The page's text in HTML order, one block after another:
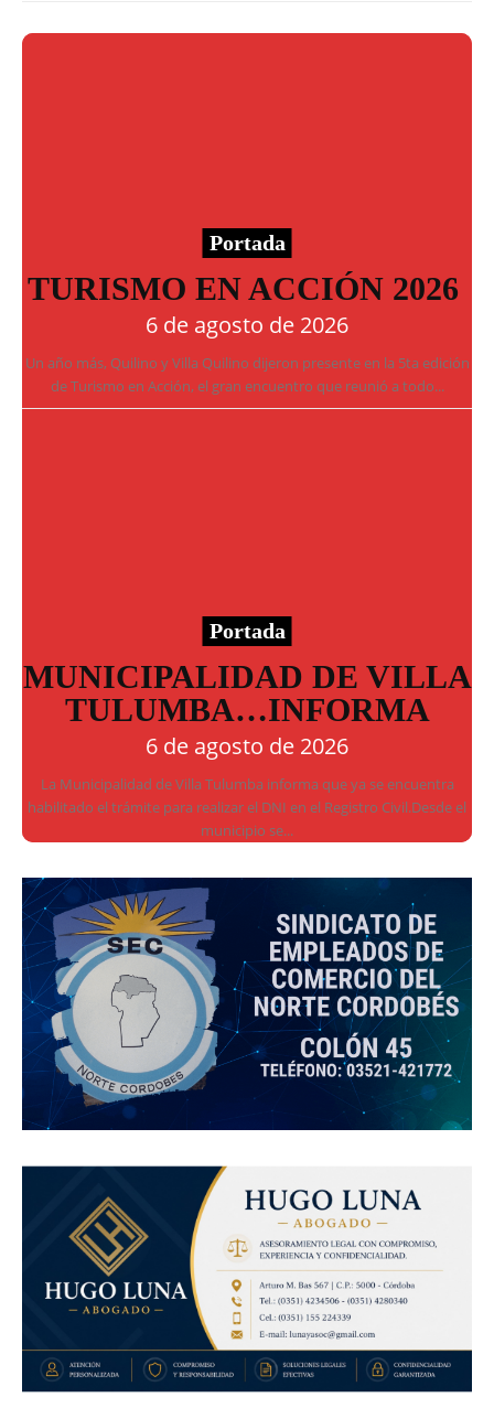
Portada
TURISMO EN ACCIÓN 2026
6 de agosto de 2026
Un año más, Quilino y Villa Quilino dijeron presente en la 5ta edición
de Turismo en Acción, el gran encuentro que reunió a todo...
Portada
MUNICIPALIDAD DE VILLA
TULUMBA…INFORMA
6 de agosto de 2026
La Municipalidad de Villa Tulumba informa que ya se encuentra
habilitado el trámite para realizar el DNI en el Registro Civil.Desde el
municipio se...